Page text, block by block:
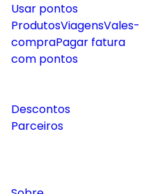
Usar pontos
ProdutosViagensVales-
compraPagar fatura
com pontos
Descontos
Parceiros